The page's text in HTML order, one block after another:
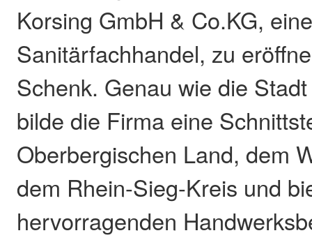
Korsing GmbH & Co.KG,
Sanitärfachhandel, zu
Schenk. Genau wie die
bilde die Firma eine
Oberbergischen Land, dem
dem Rhein-Sieg-Kreis und
hervorragenden